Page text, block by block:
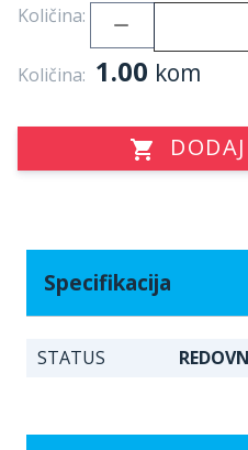
Količina:
Količina: 1.00 kom
Specifikacija
STATUS